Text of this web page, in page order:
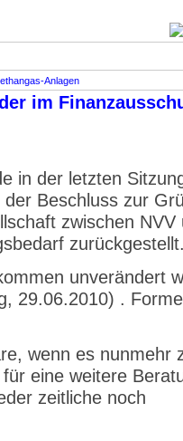
Anlagen
im
in der letzten
Beschluss zur
zwischen NVV
unverändert
29.06.2010) .
wenn es nunmehr
eine weitere
zeitliche noch